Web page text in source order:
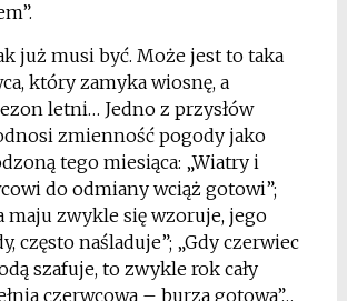
już musi być. Może jest to taka
który zamyka wiosnę, a
letni… Jedno z przysłów
zmienność pogody jako
tego miesiąca: „Wiatry i
do odmiany wciąż gotowi”;
maju zwykle się wzoruje, jego
często naśladuje”; „Gdy czerwiec
szafuje, to zwykle rok cały
czerwcowa – burza gotowa”…